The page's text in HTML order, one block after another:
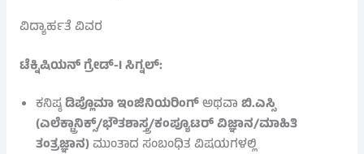
ವಿದ್ಯಾರ್ಹತೆ ವಿವರ
ಟೆಕ್ನಿಷಿಯನ್ ಗ್ರೇಡ್-I ಸಿಗ್ನಲ್:
ಕನಿಷ್ಠಡಿಪ್ಲೊಮಾ ಇಂಜಿನಿಯರಿಂಗ್ಅಥವಾಬಿ.ಎಸ್ಸಿ
(ಎಲೆಕ್ಟ್ರಾನಿಕ್ಸ್/ಭೌತಶಾಸ್ತ್ರ/ಕಂಪ್ಯೂಟರ್ ವಿಜ್ಞಾನ/ಮಾಹಿತಿ
ತಂತ್ರಜ್ಞಾನ)ಮುಂತಾದ ಸಂಬಂಧಿತ ವಿಷಯಗಳಲ್ಲಿ